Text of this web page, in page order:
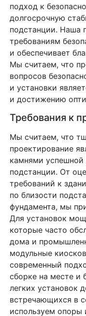
подход к
долгосрочную
подстанции. Наша
требованиям
и обеспечивает
Мы считаем, что
вопросов
и установки
и достижению
Требования к
Мы считаем, что
проектирование
камнями успешной
подстанции. От
требований к
по близости
фундамента, мы
Для установок
которые часто
дома и
модульные
современный
сборке на месте и
легких установок
встречающихся в
используем опоры